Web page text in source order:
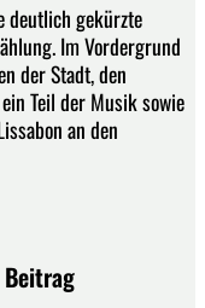
deutlich gekürzte
Im Vordergrund
der Stadt, den
Teil der Musik sowie
an den